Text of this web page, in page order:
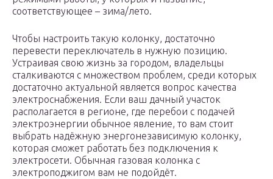
соответствующее – зима/лето.
Чтобы настроить такую колонку, достаточно
перевести переключатель в нужную позицию.
Устраивая свою жизнь за городом, владельцы
сталкиваются с множеством проблем, среди которых
достаточно актуальной является вопрос качества
электроснабжения. Если ваш дачный участок
располагается в регионе, где перебои с подачей
электроэнергии обычное явление, то вам стоит
выбрать надёжную энергонезависимую колонку,
которая сможет работать без подключения к
электросети. Обычная газовая колонка с
электроподжигом вам не подойдёт.